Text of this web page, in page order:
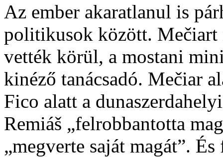
Az ember akaratlanul is
politikusok között. Mečiart
vették körül, a mostani
kinéző tanácsadó. Mečiar
Fico alatt a
Remiáš „felrobbantotta
„megverte saját magát”.